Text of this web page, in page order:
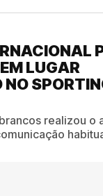
LUGAR
realizou o